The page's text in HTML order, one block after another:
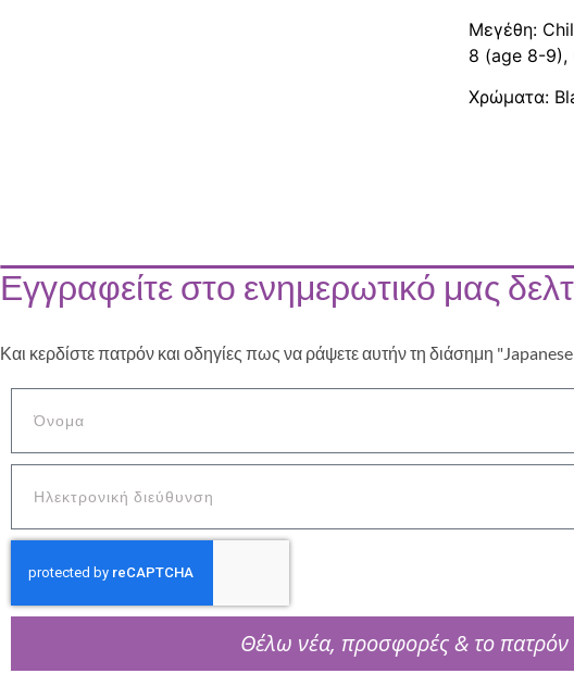
Μεγέθη:
8 (age 8-9),
Χρώματα:
Εγγραφείτε στο ενημερωτικό μας
Και κερδίστε πατρόν και οδηγίες πως να ράψετε αυτήν τη διάσημη
Θέλω νέα, προσφορές & το πατρόν